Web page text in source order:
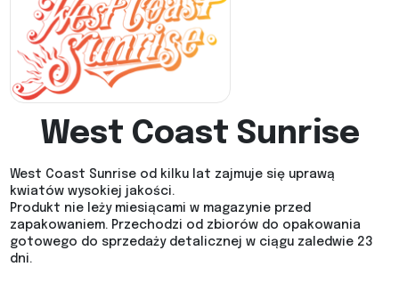
West Coast Sunrise
West Coast Sunrise od kilku lat zajmuje się uprawą
kwiatów wysokiej jakości.
Produkt nie leży miesiącami w magazynie przed
zapakowaniem. Przechodzi od zbiorów do opakowania
gotowego do sprzedaży detalicznej w ciągu zaledwie 23
dni.